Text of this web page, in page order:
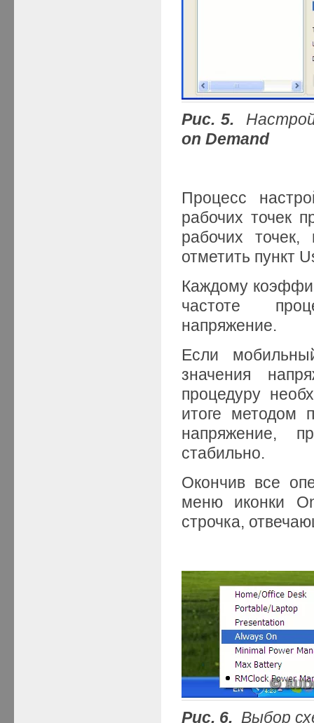
Рис.5.
on Demand
Процесс
рабочих точек
рабочих
отметить пункт
Каждому
частоте
напряжение.
Если
значения
процедуру
итоге методом
напряжение,
стабильно.
Окончив все
меню иконки
строчка,
Рис. 6. Выбор